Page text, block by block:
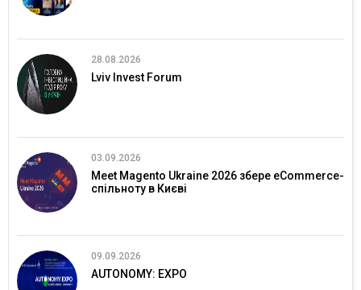
28.08.2026
Lviv Invest Forum
03.09.2026
Meet Magento Ukraine 2026 збере eCommerce-
спільноту в Києві
09.09.2026
AUTONOMY: EXPO